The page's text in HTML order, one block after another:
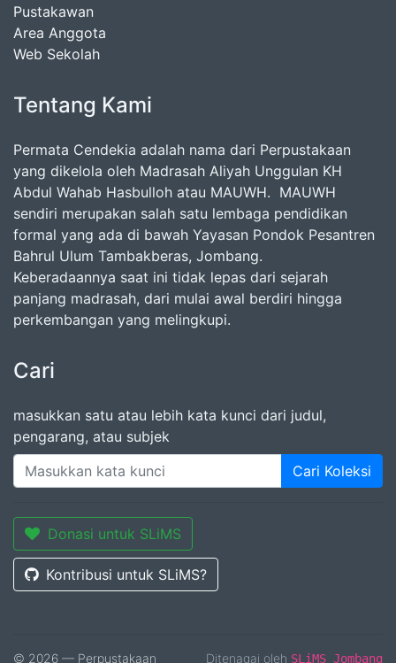
Pustakawan
Area Anggota
Web Sekolah
Tentang Kami
Permata Cendekia adalah nama dari Perpustakaan
yang dikelola oleh Madrasah Aliyah Unggulan KH
Abdul Wahab Hasbulloh atau MAUWH. MAUWH
sendiri merupakan salah satu lembaga pendidikan
formal yang ada di bawah Yayasan Pondok Pesantren
Bahrul Ulum Tambakberas, Jombang.
Keberadaannya saat ini tidak lepas dari sejarah
panjang madrasah, dari mulai awal berdiri hingga
perkembangan yang melingkupi.
Cari
masukkan satu atau lebih kata kunci dari judul,
pengarang, atau subjek
Cari Koleksi
Donasi untuk SLiMS
Kontribusi untuk SLiMS?
© 2026 — Perpustakaan Ditenagai oleh SLiMS Jombang